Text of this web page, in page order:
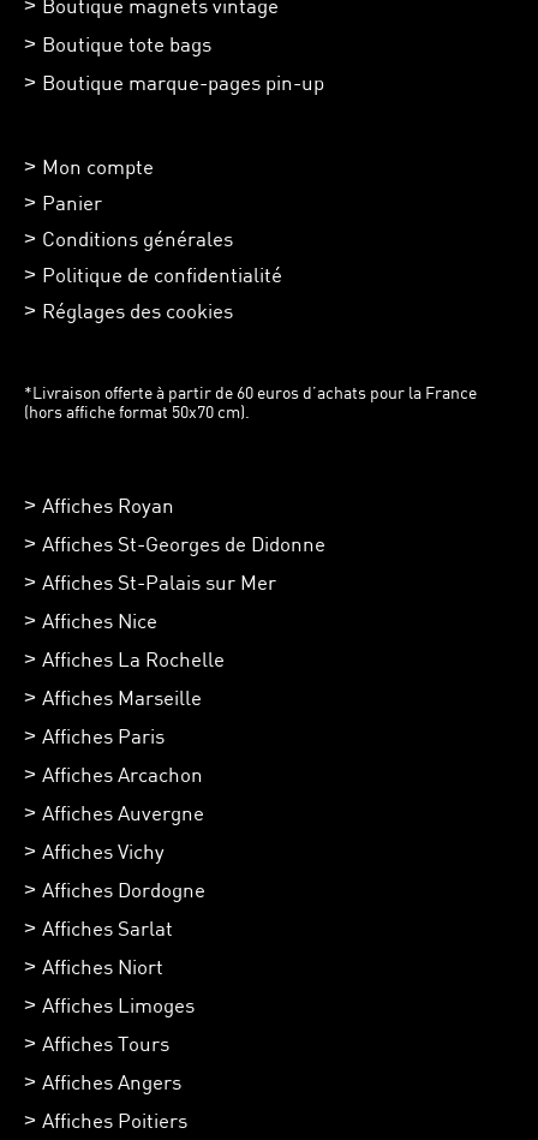
Boutique magnets vintage
Boutique tote bags
Boutique marque-pages pin-up
Mon compte
Panier
Conditions générales
Politique de confidentialité
Réglages des cookies
*Livraison offerte à partir de 60 euros d’achats pour la France
(hors affiche format 50x70 cm).
Affiches Royan
Affiches St-Georges de Didonne
Affiches St-Palais sur Mer
Affiches Nice
Affiches La Rochelle
Affiches Marseille
Affiches Paris
Affiches Arcachon
Affiches Auvergne
Affiches Vichy
Affiches Dordogne
Affiches Sarlat
Affiches Niort
Affiches Limoges
Affiches Tours
Affiches Angers
Affiches Poitiers